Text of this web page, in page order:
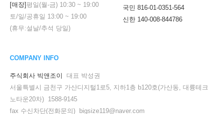
[매장]평일(월-금) 10:30 ~ 19:00
토/일/공휴일 13:00 ~ 19:00
(휴무:설날/추석 당일)
국민 816-01-0351-564
신한 140-008-844786
COMPANY INFO
주식회사 빅앤조이
대표 박성권
서울특별시 금천구 가산디지털1로5, 지하1층 b120호(가산동, 대륭테크
노타운20차) 1588-9145
fax 수신차단(전화문의) bigsize119@naver.com